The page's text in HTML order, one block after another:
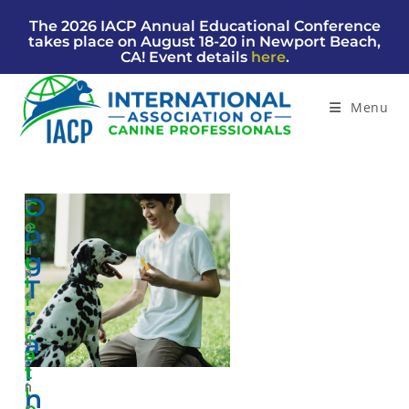
The 2026 IACP Annual Educational Conference
takes place on August 18-20 in Newport Beach,
CA! Event details here.
Menu
D
O
G
T
R
A
I
N
C
e
r
t
i
f
i
c
a
t
i
F
o
u
n
d
e
d
i
n